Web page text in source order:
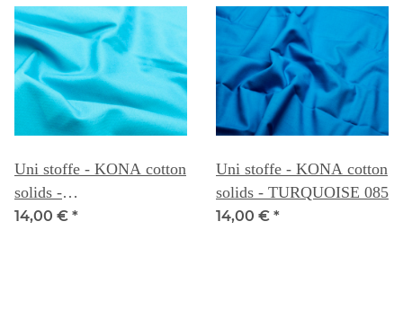
Uni stoffe - KONA cotton
solids -
MEDITERRANEAN
14,00 € *
Uni stoffe - KONA cotton
solids - TURQUOISE 085
14,00 € *